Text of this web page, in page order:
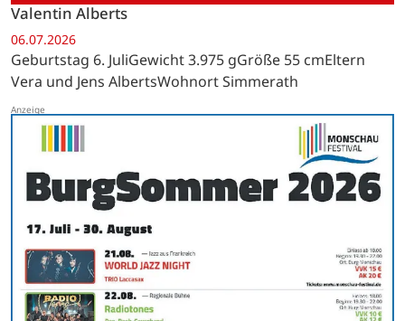
Valentin Alberts
06.07.2026
Geburtstag 6. JuliGewicht 3.975 gGröße 55 cmEltern
Vera und Jens AlbertsWohnort Simmerath